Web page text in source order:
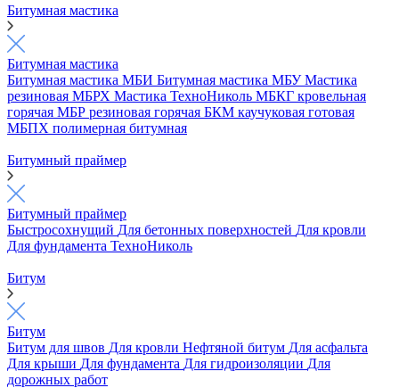
Битумная мастика
Битумная мастика
Битумная мастика МБИ Битумная мастика МБУМастика
резиновая МБРХ Мастика ТехноНиколь МБКГ кровельная
горячая МБР резиновая горячая БКМ каучуковая готовая
МБПХ полимерная битумная
Битумный праймер
Битумный праймер
Быстросохнущий Для бетонных поверхностей Для кровли
Для фундамента ТехноНиколь
Битум
Битум
Битум для швов Для кровли Нефтяной битум Для асфальта
Для крыши Для фундамента Для гидроизоляции Для
дорожных работ